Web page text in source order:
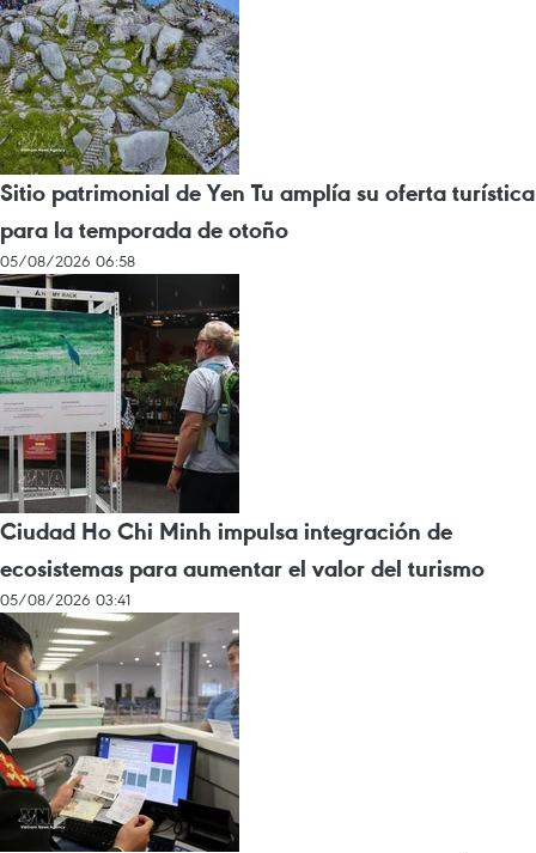
Sitio patrimonial de Yen Tu amplía su oferta turística
para la temporada de otoño
05/08/2026 06:58
Ciudad Ho Chi Minh impulsa integración de
ecosistemas para aumentar el valor del turismo
05/08/2026 03:41